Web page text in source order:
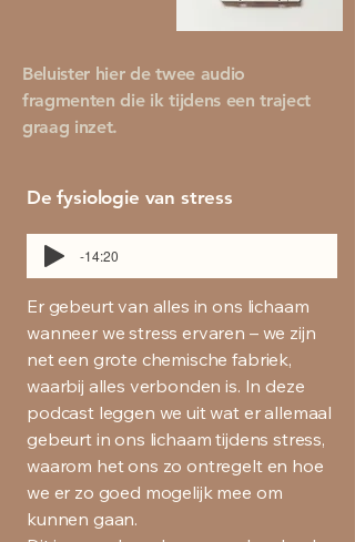
Beluister hier de twee audio
fragmenten die ik tijdens een traject
graag inzet.
De fysiologie van stress
-14:20
Er gebeurt van alles in ons lichaam
wanneer we stress ervaren – we zijn
net een grote chemische fabriek,
waarbij alles verbonden is. In deze
podcast leggen we uit wat er allemaal
gebeurt in ons lichaam tijdens stress,
waarom het ons zo ontregelt en hoe
we er zo goed mogelijk mee om
kunnen gaan.